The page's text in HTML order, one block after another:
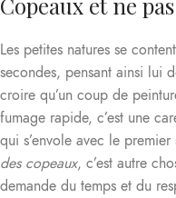
Les petites natures se
secondes, pensant ainsi lui
croire qu’un coup de
fumage rapide, c’est une
qui s’envole avec le
des copeaux, c’est autre
demande du temps et du